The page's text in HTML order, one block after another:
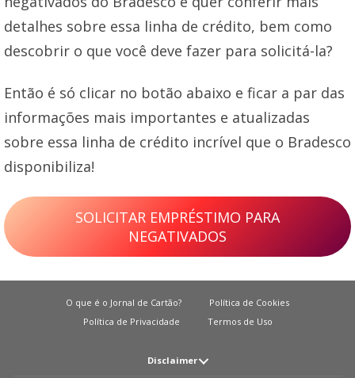
detalhes sobre essa linha de crédito, bem como
descobrir o que você deve fazer para solicitá-la?
Então é só clicar no botão abaixo e ficar a par das
informações mais importantes e atualizadas
sobre essa linha de crédito incrível que o Bradesco
disponibiliza!
SOLICITAR EMPRÉSTIMO PARA
NEGATIVADOS
O que é o Jornal de Cartão?
Política de Cookies
Política de Privacidade
Termos de Uso
Disclaimer